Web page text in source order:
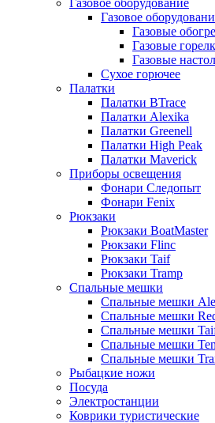
Газовое оборудование
Газовое
Газовые
Газовые
Газовые
Сухое горючее
Палатки
Палатки BTrace
Палатки Alexika
Палатки Greenell
Палатки High Peak
Палатки Maverick
Приборы освещения
Фонари Следопыт
Фонари Fenix
Рюкзаки
Рюкзаки BoatMaster
Рюкзаки Flinc
Рюкзаки Taif
Рюкзаки Tramp
Спальные мешки
Спальные мешки
Спальные мешки
Спальные мешки
Спальные мешки
Спальные мешки
Рыбацкие ножи
Посуда
Электростанции
Коврики туристические